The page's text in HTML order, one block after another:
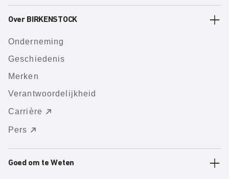
Over BIRKENSTOCK
Onderneming
Geschiedenis
Merken
Verantwoordelijkheid
Carrière
Pers
Goed om te Weten